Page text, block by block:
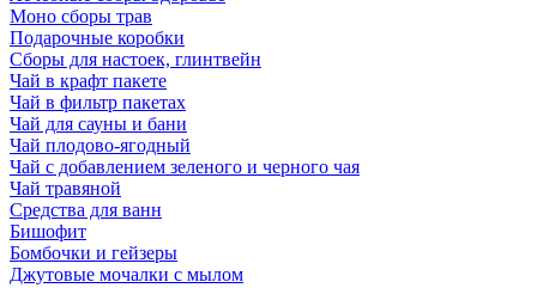
Моно сборы трав
Подарочные коробки
Сборы для настоек, глинтвейн
Чай в крафт пакете
Чай в фильтр пакетах
Чай для сауны и бани
Чай плодово-ягодный
Чай с добавлением зеленого и черного чая
Чай травяной
Средства для ванн
Бишофит
Бомбочки и гейзеры
Джутовые мочалки с мылом